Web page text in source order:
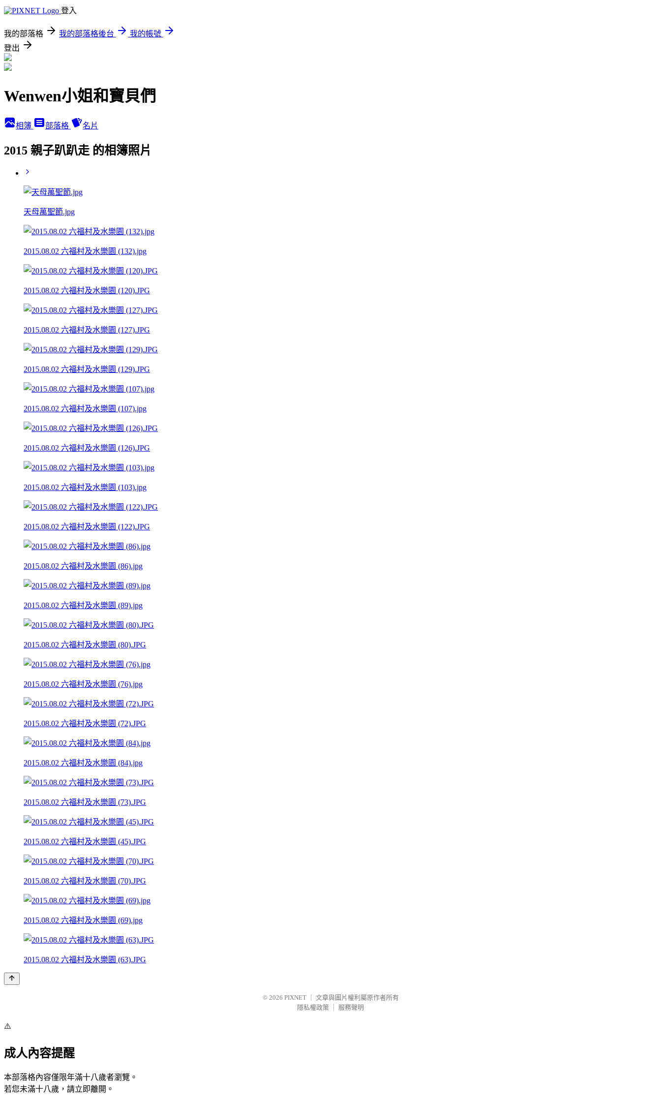
登入
我的部落格 我的部落格後台
我的帳號
登出
Wenwen小姐和寶貝們
相簿 部落格 名片
2015 親子趴趴走 的相簿照片
天母萬聖節.jpg
2015.08.02 六福村及水樂園 (132).jpg
2015.08.02 六福村及水樂園 (120).JPG
2015.08.02 六福村及水樂園 (127).JPG
2015.08.02 六福村及水樂園 (129).JPG
2015.08.02 六福村及水樂園 (107).jpg
2015.08.02 六福村及水樂園 (126).JPG
2015.08.02 六福村及水樂園 (103).jpg
2015.08.02 六福村及水樂園 (122).JPG
2015.08.02 六福村及水樂園 (86).jpg
2015.08.02 六福村及水樂園 (89).jpg
2015.08.02 六福村及水樂園 (80).JPG
2015.08.02 六福村及水樂園 (76).jpg
2015.08.02 六福村及水樂園 (72).JPG
2015.08.02 六福村及水樂園 (84).jpg
2015.08.02 六福村及水樂園 (73).JPG
2015.08.02 六福村及水樂園 (45).JPG
2015.08.02 六福村及水樂園 (70).JPG
2015.08.02 六福村及水樂園 (69).jpg
2015.08.02 六福村及水樂園 (63).JPG
© 2026 PIXNET
文章與圖片權利屬原作者所有
隱私權政策
服務聲明
⚠️
成人內容提醒
本部落格內容僅限年滿十八歲者瀏覽。
若您未滿十八歲，請立即離開。